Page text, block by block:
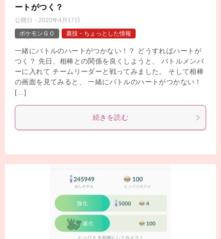
ートがつく？
公開日： 2020年4月17日
ポケモンＧＯ
裏技・ちょっとした情報
一緒にバトルのハートがつかない！？ どうすればハートが
つく？ 先日、相棒との関係を良くしようと、 バトルメンバ
ーに入れて チームリーダーと戦ってみました。 そして相棒
の画面を見てみると、 一緒にバトルのハートがつかない！
[…]
続きを読む